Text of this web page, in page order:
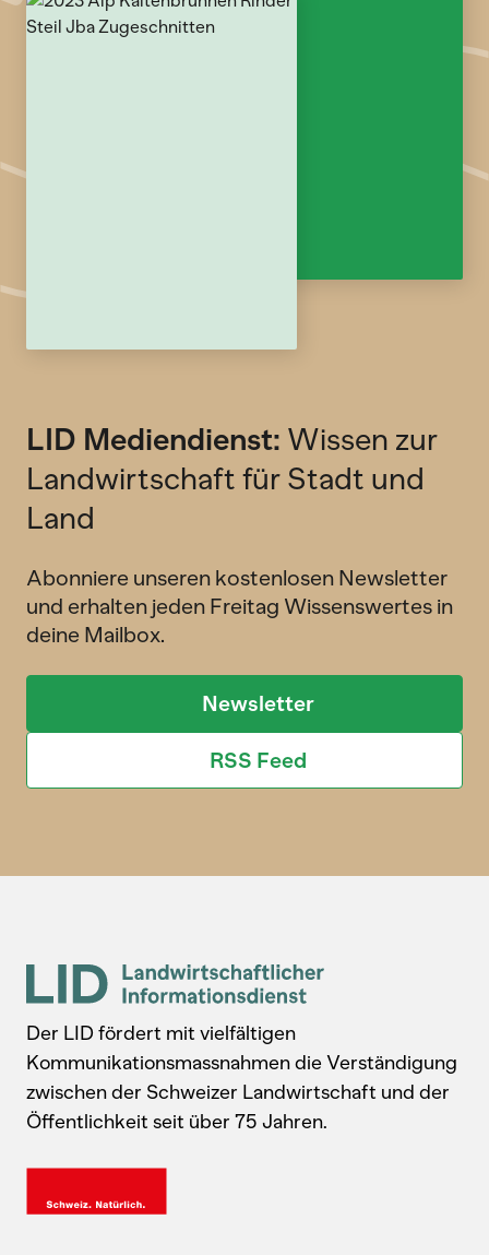
LID Mediendienst: Wissen zur
Landwirtschaft für Stadt und
Land
Abonniere unseren kostenlosen Newsletter
und erhalten jeden Freitag Wissenswertes in
deine Mailbox.
Newsletter
RSS Feed
Der LID fördert mit vielfältigen
Kommunikationsmassnahmen die Verständigung
zwischen der Schweizer Landwirtschaft und der
Öffentlichkeit seit über 75 Jahren.